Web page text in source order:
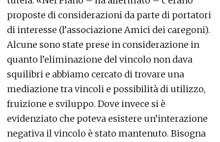
proposte di considerazioni da parte di portatori
di interesse (l’associazione Amici dei caregoni).
Alcune sono state prese in considerazione in
quanto l’eliminazione del vincolo non dava
squilibri e abbiamo cercato di trovare una
mediazione tra vincoli e possibilità di utilizzo,
fruizione e sviluppo. Dove invece si è
evidenziato che poteva esistere un’interazione
negativa il vincolo è stato mantenuto. Bisogna